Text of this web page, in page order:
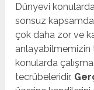
Dünyevi
sonsuz
çok daha zor ve
anlayabilmemizin
konularda
tecrübeleridir.